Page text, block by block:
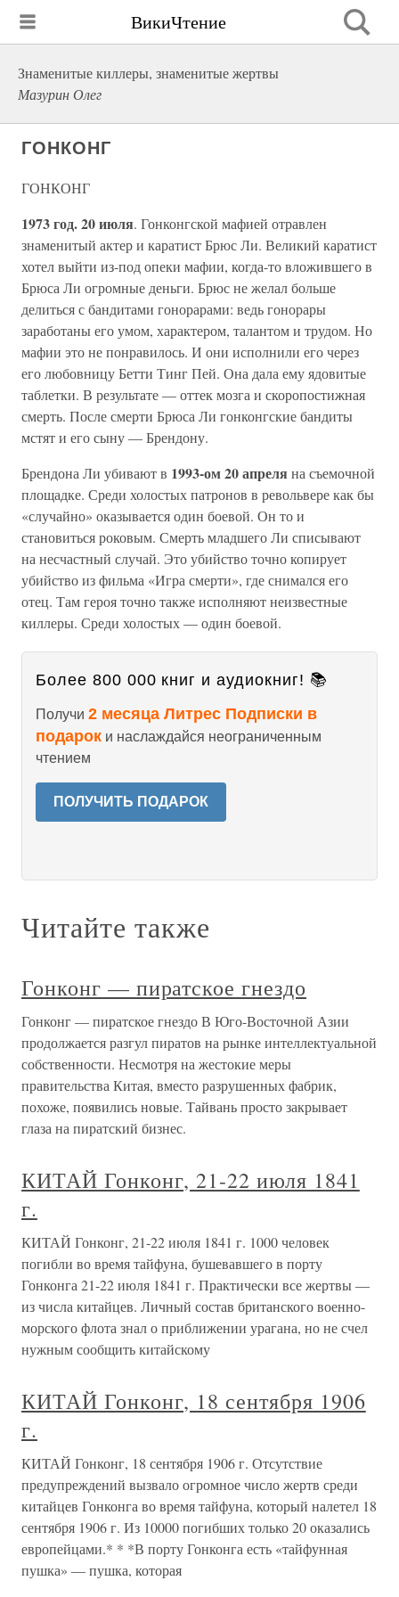
ВикиЧтение
Знаменитые киллеры, знаменитые жертвы
Мазурин Олег
ГОНКОНГ
ГОНКОНГ
1973 год. 20 июля. Гонконгской мафией отравлен
знаменитый актер и каратист Брюс Ли. Великий каратист
хотел выйти из-под опеки мафии, когда-то вложившего в
Брюса Ли огромные деньги. Брюс не желал больше
делиться с бандитами гонорарами: ведь гонорары
заработаны его умом, характером, талантом и трудом. Но
мафии это не понравилось. И они исполнили его через
его любовницу Бетти Тинг Пей. Она дала ему ядовитые
таблетки. В результате — оттек мозга и скоропостижная
смерть. После смерти Брюса Ли гонконгские бандиты
мстят и его сыну — Брендону.
Брендона Ли убивают в 1993-ом 20 апреля на съемочной
площадке. Среди холостых патронов в револьвере как бы
«случайно» оказывается один боевой. Он то и
становиться роковым. Смерть младшего Ли списывают
на несчастный случай. Это убийство точно копирует
убийство из фильма «Игра смерти», где снимался его
отец. Там героя точно также исполняют неизвестные
киллеры. Среди холостых — один боевой.
Более 800 000 книг и аудиокниг! 📚
Получи 2 месяца Литрес Подписки в
подарок и наслаждайся неограниченным
чтением
ПОЛУЧИТЬ ПОДАРОК
Читайте также
Гонконг — пиратское гнездо
Гонконг — пиратское гнездо В Юго-Восточной Азии
продолжается разгул пиратов на рынке интеллектуальной
собственности. Несмотря на жестокие меры
правительства Китая, вместо разрушенных фабрик,
похоже, появились новые. Тайвань просто закрывает
глаза на пиратский бизнес.
КИТАЙ Гонконг, 21-22 июля 1841
г.
КИТАЙ Гонконг, 21-22 июля 1841 г. 1000 человек
погибли во время тайфуна, бушевавшего в порту
Гонконга 21-22 июля 1841 г. Практически все жертвы —
из числа китайцев. Личный состав британского военно-
морского флота знал о приближении урагана, но не счел
нужным сообщить китайскому
КИТАЙ Гонконг, 18 сентября 1906
г.
КИТАЙ Гонконг, 18 сентября 1906 г. Отсутствие
предупреждений вызвало огромное число жертв среди
китайцев Гонконга во время тайфуна, который налетел 18
сентября 1906 г. Из 10000 погибших только 20 оказались
европейцами.* * *В порту Гонконга есть «тайфунная
пушка» — пушка, которая